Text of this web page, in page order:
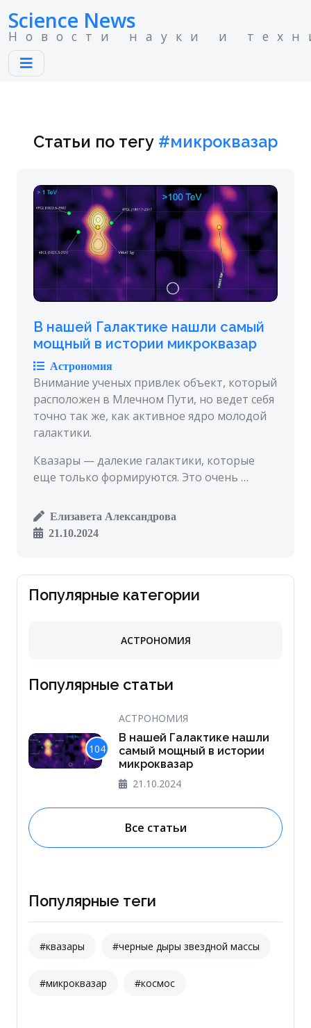
Science News
Новости науки и
Статьи по тегу #микроквазар
В нашей Галактике нашли самый
мощный в истории микроквазар
Астрономия
Внимание ученых привлек объект, который
расположен в Млечном Пути, но ведет себя
точно так же, как активное ядро молодой
галактики.
Квазары — далекие галактики, которые
еще только формируются. Это очень …
Елизавета Александрова
21.10.2024
Популярные категории
АСТРОНОМИЯ
Популярные статьи
104
АСТРОНОМИЯ
В нашей Галактике нашли
самый мощный в истории
микроквазар
21.10.2024
Все статьи
Популярные теги
#квазары #черные дыры звездной массы
#микроквазар #космос